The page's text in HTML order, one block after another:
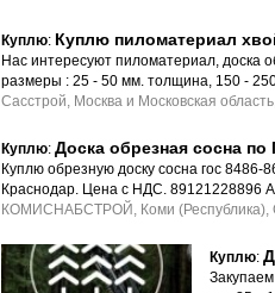
Куплю: Куплю пиломатериал
Нас интересуют пиломатериал, доска
размеры : 25 - 50 мм. толщина, 150 -
Сасстрой, Москва и Московская
Куплю: Доска обрезная сосна по
Куплю обрезную доску сосна гос 8486-
Краснодар. Цена с НДС. 89121228896
КОМИСНАБСТРОЙ, Коми (Республика),
Куплю: